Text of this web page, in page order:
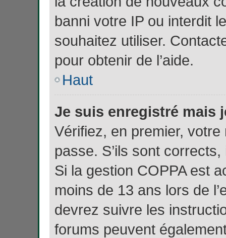
banni votre IP ou interdit
souhaitez utiliser.
pour obtenir de l’aide.
Haut
Je suis enregistré mais
Vérifiez, en premier, votre
passe. S’ils sont
Si la gestion COPPA est
moins de 13 ans lors de
devrez suivre les
forums peuvent